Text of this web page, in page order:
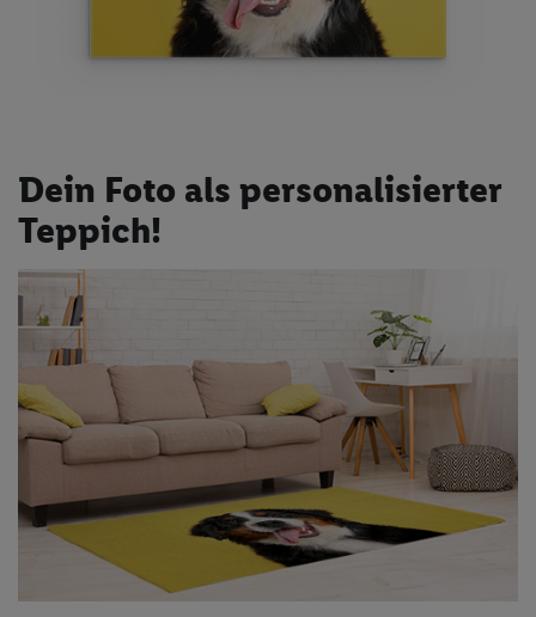
Dein Foto als personalisierter
Teppich!